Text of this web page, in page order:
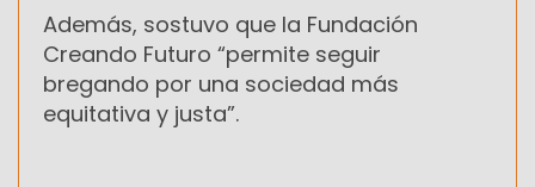
Además, sostuvo que la Fundación
Creando Futuro “permite seguir
bregando por una sociedad más
equitativa y justa”.